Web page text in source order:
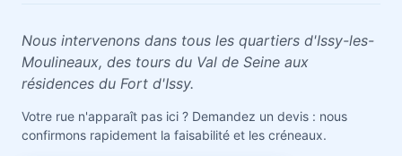
Nous intervenons dans tous les quartiers d'Issy-les-
Moulineaux, des tours du Val de Seine aux
résidences du Fort d'Issy.
Votre rue n'apparaît pas ici ? Demandez un devis : nous
confirmons rapidement la faisabilité et les créneaux.